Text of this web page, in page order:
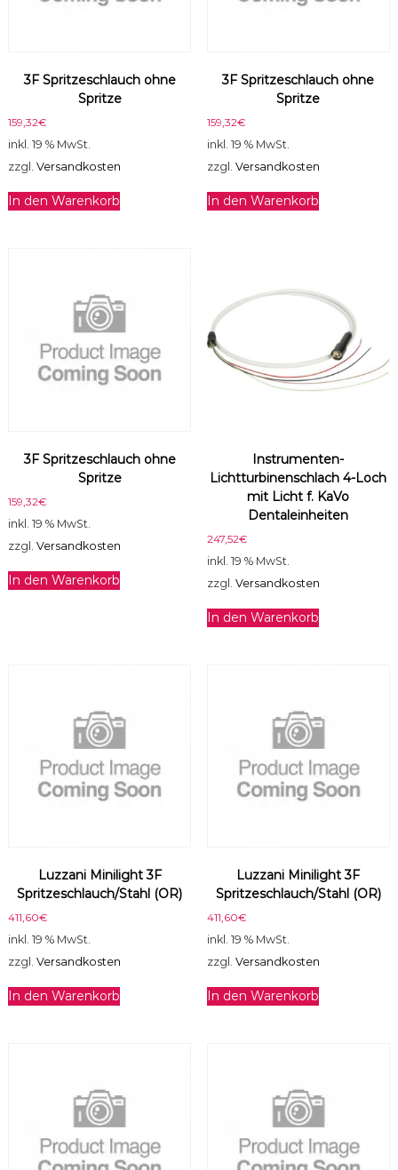
3F Spritzeschlauch ohne
Spritze
159,32€
inkl. 19 % MwSt.
zzgl. Versandkosten
In den Warenkorb
3F Spritzeschlauch ohne
Spritze
159,32€
inkl. 19 % MwSt.
zzgl. Versandkosten
In den Warenkorb
3F Spritzeschlauch ohne
Spritze
159,32€
inkl. 19 % MwSt.
zzgl. Versandkosten
In den Warenkorb
Instrumenten-
Lichtturbinenschlach 4-Loch
mit Licht f. KaVo
Dentaleinheiten
247,52€
inkl. 19 % MwSt.
zzgl. Versandkosten
In den Warenkorb
Luzzani Minilight 3F
Spritzeschlauch/Stahl (OR)
411,60€
inkl. 19 % MwSt.
zzgl. Versandkosten
In den Warenkorb
Luzzani Minilight 3F
Spritzeschlauch/Stahl (OR)
411,60€
inkl. 19 % MwSt.
zzgl. Versandkosten
In den Warenkorb